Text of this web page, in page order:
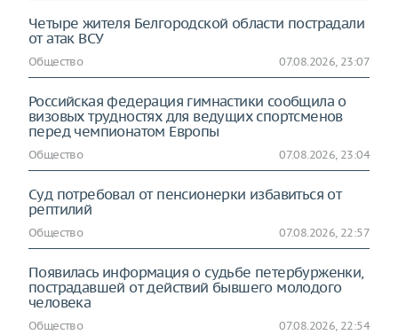
Четыре жителя Белгородской области пострадали
от атак ВСУ
Общество 07.08.2026, 23:07
Российская федерация гимнастики сообщила о
визовых трудностях для ведущих спортсменов
перед чемпионатом Европы
Общество 07.08.2026, 23:04
Суд потребовал от пенсионерки избавиться от
рептилий
Общество 07.08.2026, 22:57
Появилась информация о судьбе петербурженки,
пострадавшей от действий бывшего молодого
человека
Общество 07.08.2026, 22:54